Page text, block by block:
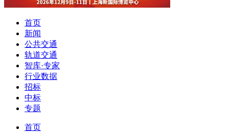
首页
新闻
公共交通
轨道交通
智库·专家
行业数据
招标
中标
专题
首页